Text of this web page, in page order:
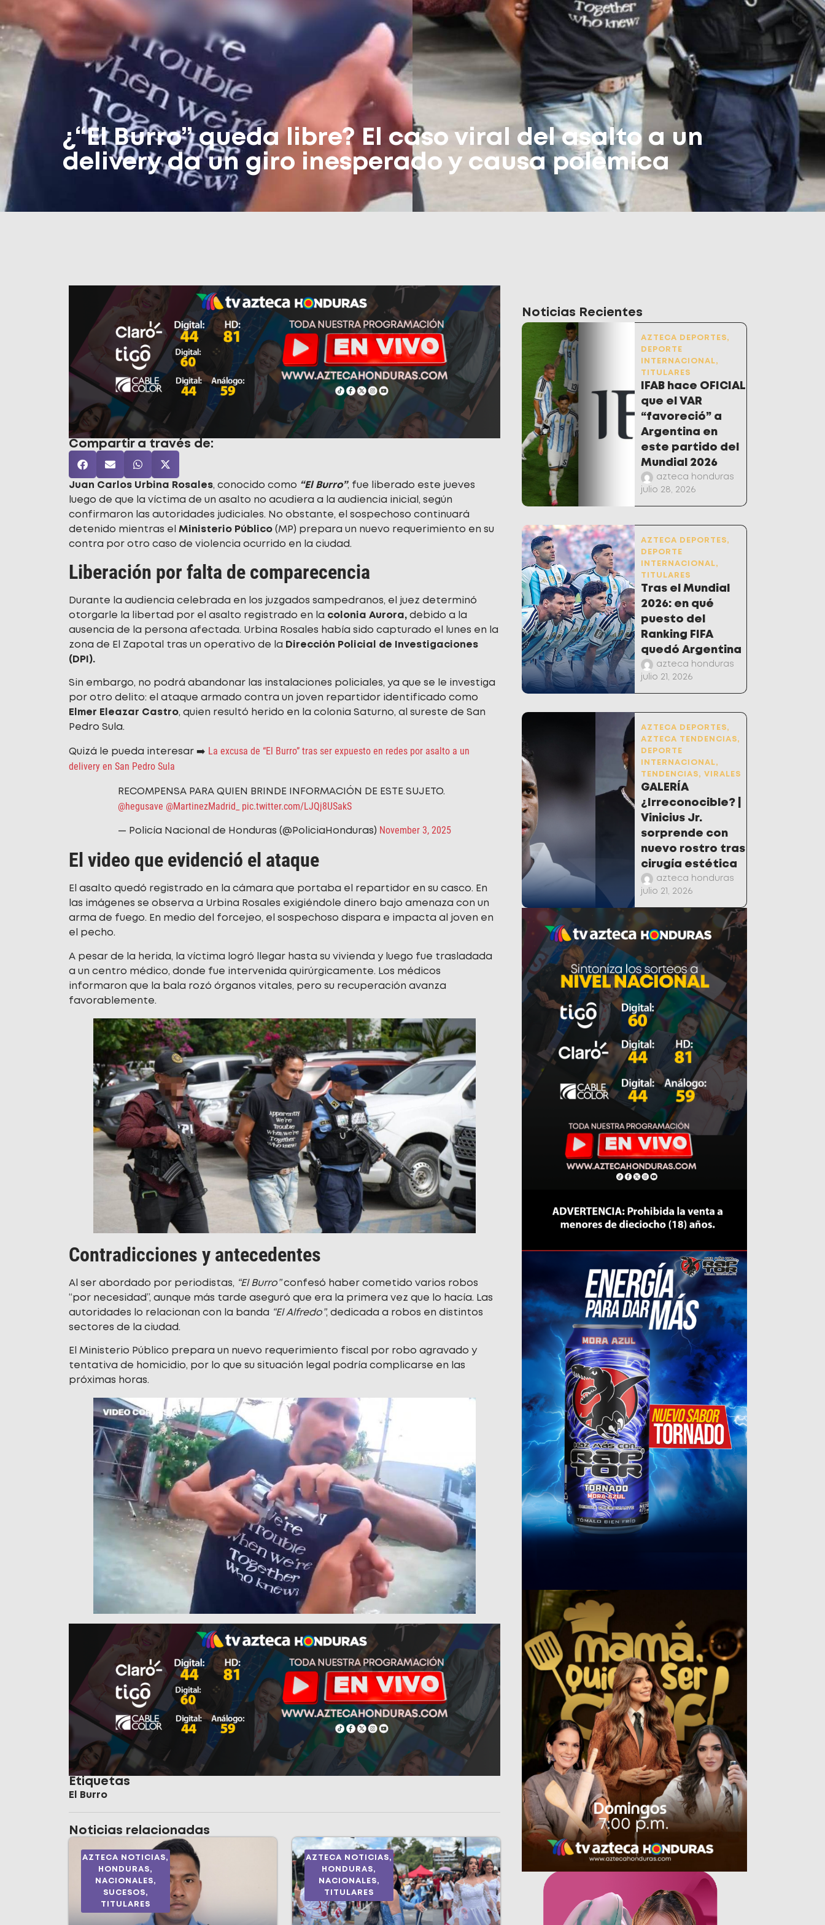
¿“El Burro” queda libre? El caso viral del asalto a un
delivery da un giro inesperado y causa polémica
Compartir a través de:
Juan Carlos Urbina Rosales, conocido como “El Burro”, fue liberado este jueves
luego de que la víctima de un asalto no acudiera a la audiencia inicial, según
confirmaron las autoridades judiciales. No obstante, el sospechoso continuará
detenido mientras el Ministerio Público (MP) prepara un nuevo requerimiento en su
contra por otro caso de violencia ocurrido en la ciudad.
Liberación por falta de comparecencia
Durante la audiencia celebrada en los juzgados sampedranos, el juez determinó
otorgarle la libertad por el asalto registrado en la colonia Aurora, debido a la
ausencia de la persona afectada. Urbina Rosales había sido capturado el lunes en la
zona de El Zapotal tras un operativo de la Dirección Policial de Investigaciones
(DPI).
Sin embargo, no podrá abandonar las instalaciones policiales, ya que se le investiga
por otro delito: el ataque armado contra un joven repartidor identificado como
Elmer Eleazar Castro, quien resultó herido en la colonia Saturno, al sureste de San
Pedro Sula.
Quizá le pueda interesar ➡️ La excusa de “El Burro” tras ser expuesto en redes por asalto a un
delivery en San Pedro Sula
RECOMPENSA PARA QUIEN BRINDE INFORMACIÓN DE ESTE SUJETO.
@hegusave @MartinezMadrid_ pic.twitter.com/LJQj8USakS
— Policía Nacional de Honduras (@PoliciaHonduras) November 3, 2025
El video que evidenció el ataque
El asalto quedó registrado en la cámara que portaba el repartidor en su casco. En
las imágenes se observa a Urbina Rosales exigiéndole dinero bajo amenaza con un
arma de fuego. En medio del forcejeo, el sospechoso dispara e impacta al joven en
el pecho.
A pesar de la herida, la víctima logró llegar hasta su vivienda y luego fue trasladada
a un centro médico, donde fue intervenida quirúrgicamente. Los médicos
informaron que la bala rozó órganos vitales, pero su recuperación avanza
favorablemente.
Contradicciones y antecedentes
Al ser abordado por periodistas, “El Burro”confesó haber cometido varios robos
“por necesidad”, aunque más tarde aseguró que era la primera vez que lo hacía. Las
autoridades lo relacionan con la banda “El Alfredo”, dedicada a robos en distintos
sectores de la ciudad.
El Ministerio Público prepara un nuevo requerimiento fiscal por robo agravado y
tentativa de homicidio, por lo que su situación legal podría complicarse en las
próximas horas.
Etiquetas
El Burro
Noticias relacionadas
AZTECA NOTICIAS,
HONDURAS,
NACIONALES,
SUCESOS,
TITULARES
AZTECA NOTICIAS,
HONDURAS,
NACIONALES,
TITULARES
Noticias Recientes
AZTECA DEPORTES,
DEPORTE
INTERNACIONAL,
TITULARES
IFAB hace OFICIAL
que el VAR
“favoreció” a
Argentina en
este partido del
Mundial 2026
azteca honduras
julio 28, 2026
AZTECA DEPORTES,
DEPORTE
INTERNACIONAL,
TITULARES
Tras el Mundial
2026: en qué
puesto del
Ranking FIFA
quedó Argentina
azteca honduras
julio 21, 2026
AZTECA DEPORTES,
AZTECA TENDENCIAS,
DEPORTE
INTERNACIONAL,
TENDENCIAS, VIRALES
GALERÍA
¿Irreconocible? |
Vinicius Jr.
sorprende con
nuevo rostro tras
cirugía estética
azteca honduras
julio 21, 2026